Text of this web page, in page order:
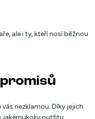
ale i ty, kteří nosí běžnou
nezklamou. Díky jejich
jakémukoliv outfitu.